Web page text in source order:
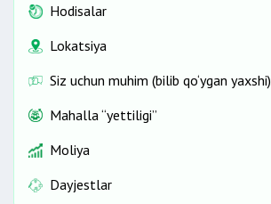
Hodisalar
Lokatsiya
Siz uchun muhim (bilib qo‘ygan yaxshi)
Mahalla “yettiligi”
Moliya
Dayjestlar